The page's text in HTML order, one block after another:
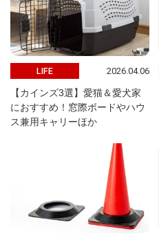
LIFE 2026.04.06
【カインズ3選】愛猫＆愛犬家
におすすめ！窓際ボードやハウ
ス兼用キャリーほか